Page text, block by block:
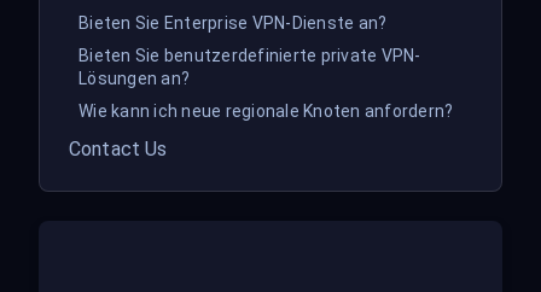
Bieten Sie Enterprise VPN-Dienste an?
Bieten Sie benutzerdefinierte private VPN-
Lösungen an?
Wie kann ich neue regionale Knoten anfordern?
Contact Us